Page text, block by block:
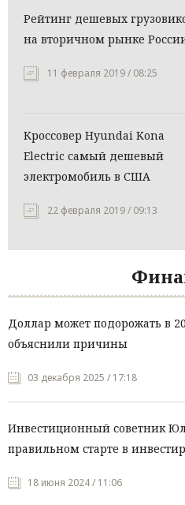
Рейтинг дешевых
на вторичном рынке
11 февраля 2019 / 08:25
Кроссовер Hyundai Kona
Electric самый дешевый
электромобиль в США
22 февраля 2019 / 09:13
Доллар может подорожать в
объяснили причины
03 декабря 2025 / 17:18
Инвестиционный советник
правильном старте в
18 июня 2024 / 11:06